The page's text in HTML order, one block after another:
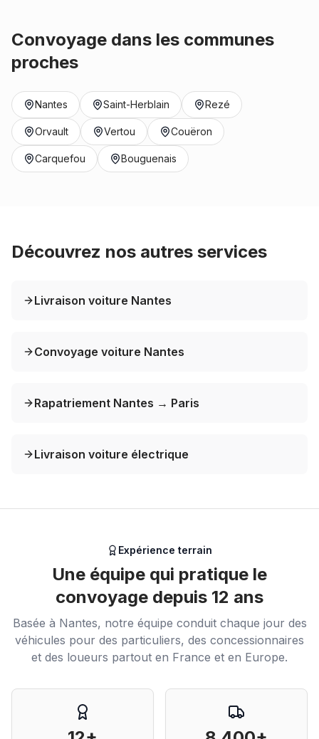
Convoyage dans les communes
proches
Nantes Saint-Herblain Rezé
Orvault Vertou Couëron
Carquefou Bouguenais
Découvrez nos autres services
Livraison voiture Nantes
Convoyage voiture Nantes
Rapatriement Nantes → Paris
Livraison voiture électrique
Expérience terrain
Une équipe qui pratique le
convoyage depuis 12 ans
Basée à Nantes, notre équipe conduit chaque jour des
véhicules pour des particuliers, des concessionnaires
et des loueurs partout en France et en Europe.